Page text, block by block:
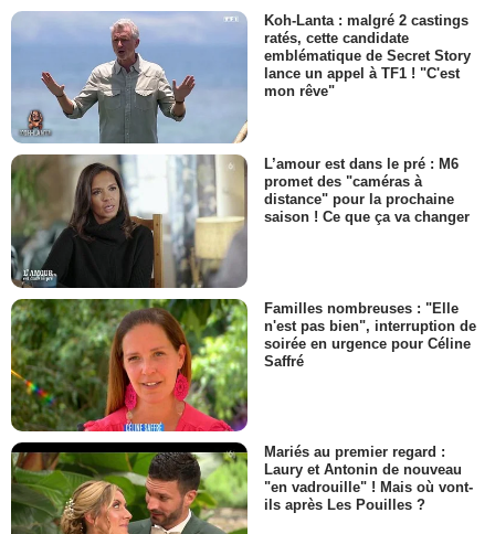
Koh-Lanta : malgré 2 castings
ratés, cette candidate
emblématique de Secret Story
lance un appel à TF1 ! "C'est
mon rêve"
L’amour est dans le pré : M6
promet des "caméras à
distance" pour la prochaine
saison ! Ce que ça va changer
Familles nombreuses : "Elle
n'est pas bien", interruption de
soirée en urgence pour Céline
Saffré
Mariés au premier regard :
Laury et Antonin de nouveau
"en vadrouille" ! Mais où vont-
ils après Les Pouilles ?